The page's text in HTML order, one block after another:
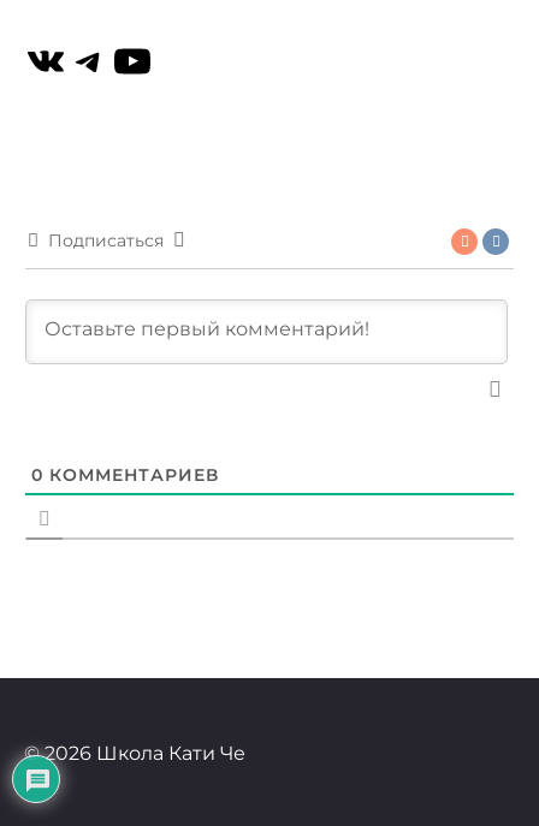
Подписаться
0 КОММЕНТАРИЕВ
© 2026 Школа Кати Че